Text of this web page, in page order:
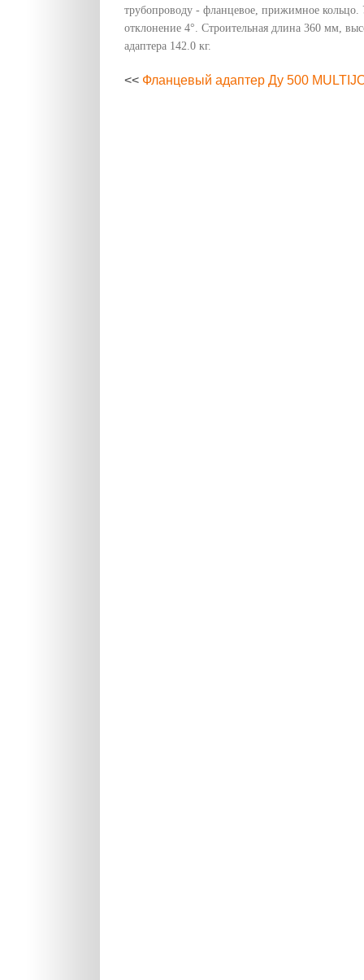
трубопроводу - фланцевое, прижимное кольцо.
отклонение 4°. Строительная длина 360 мм,
адаптера 142.0 кг.
<< Фланцевый адаптер Ду 500